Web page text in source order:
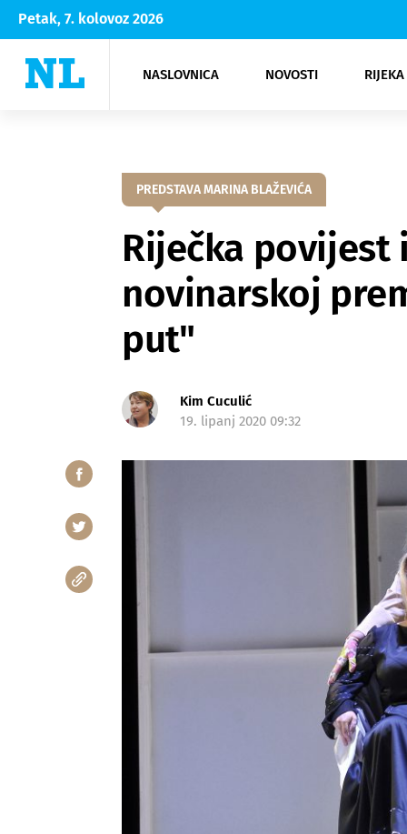
Petak, 7. kolovoz 2026
NASLOVNICA NOVOSTI
Rijeka Opatija
NK
Moda
Kultura
PREDSTAVA MARINA BLAŽEVIĆA
Riječka povijest
novinarskoj
put"
Kim Cuculić
19. lipanj 2020 09:32